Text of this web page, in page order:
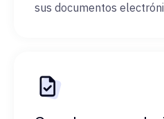
sus documentos